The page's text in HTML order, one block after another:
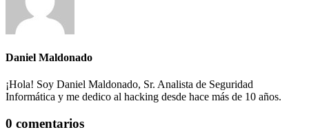
Daniel Maldonado
¡Hola! Soy Daniel Maldonado, Sr. Analista de Seguridad
Informática y me dedico al hacking desde hace más de 10 años.
0 comentarios